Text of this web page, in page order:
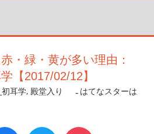
・緑・黄が多い理由：
【2017/02/12】
初耳学, 殿堂入り
はてなスターは